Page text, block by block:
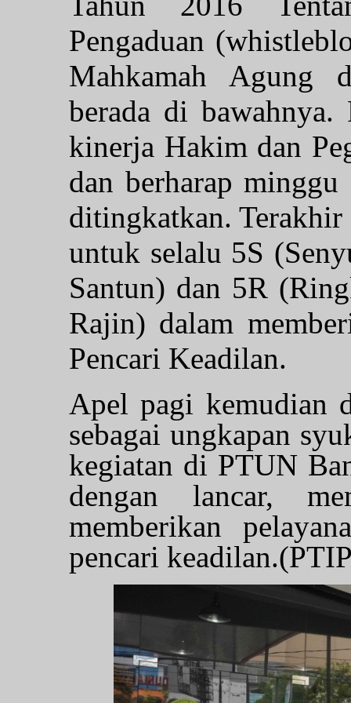
Pengaduan
Mahkamah Agung
berada di bawahnya.
kinerja Hakim dan
dan berharap
ditingkatkan.
untuk selalu 5S
Santun) dan 5R
Rajin) dalam
Pencari Keadilan.
Apel pagi kemudian
sebagai ungkapan
kegiatan di PTUN
dengan lancar,
memberikan
pencari